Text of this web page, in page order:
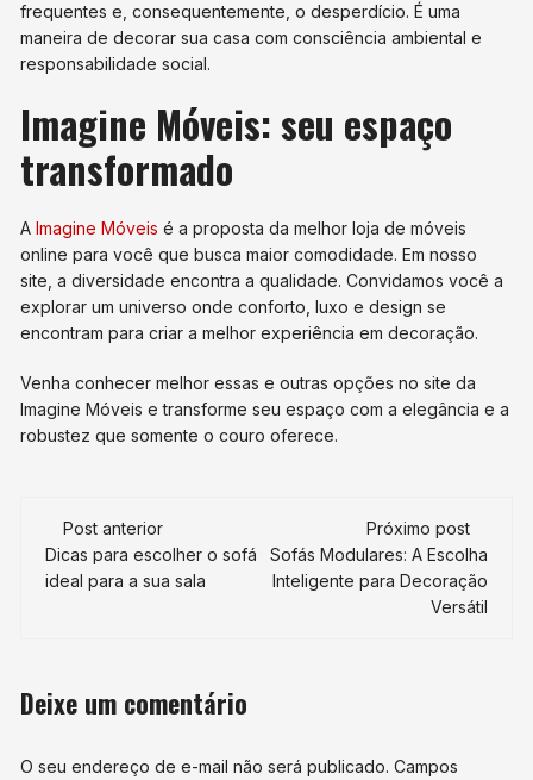
frequentes e, consequentemente, o desperdício. É uma
maneira de decorar sua casa com consciência ambiental e
responsabilidade social.
Imagine Móveis: seu espaço
transformado
AImagine Móveis é a proposta da melhor loja de móveis
online para você que busca maior comodidade. Em nosso
site, a diversidade encontra a qualidade. Convidamos você a
explorar um universo onde conforto, luxo e design se
encontram para criar a melhor experiência em decoração.
Venha conhecer melhor essas e outras opções no site da
Imagine Móveis e transforme seu espaço com a elegância e a
robustez que somente o couro oferece.
Navegação
de
Post anterior
Dicas para escolher o sofá
ideal para a sua sala
Próximo post
Sofás Modulares: A Escolha
Inteligente para Decoração
Versátil
Deixe um comentário
O seu endereço de e-mail não será publicado. Campos